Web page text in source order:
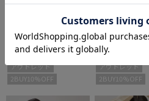
70%OFF
ADAM ET ROPÉ FEMME
ムプルオーバー
¥4,785
1件
アウトレット
2BUY10%OFF
75%OFF
ADAM ET ROPÉ
バックコンシャ
ス
¥3,850
アウトレット
2BUY10%OFF